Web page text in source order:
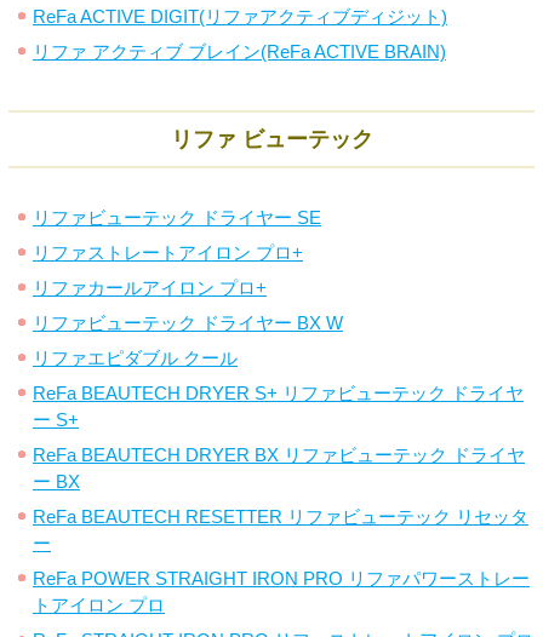
ReFa ACTIVE DIGIT(リファアクティブディジット)
リファ アクティブ ブレイン(ReFa ACTIVE BRAIN)
リファ ビューテック
リファビューテック ドライヤー SE
リファストレートアイロン プロ+
リファカールアイロン プロ+
リファビューテック ドライヤー BX W
リファエピダブル クール
ReFa BEAUTECH DRYER S+ リファビューテック ドライヤ
ー S+
ReFa BEAUTECH DRYER BX リファビューテック ドライヤ
ー BX
ReFa BEAUTECH RESETTER リファビューテック リセッタ
ー
ReFa POWER STRAIGHT IRON PRO リファパワーストレー
トアイロン プロ